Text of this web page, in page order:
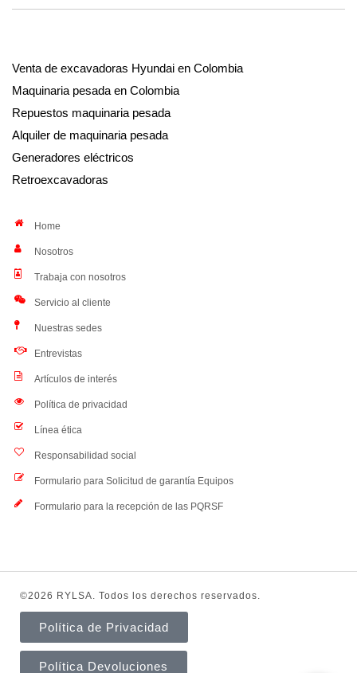
Venta de excavadoras Hyundai en Colombia
Maquinaria pesada en Colombia
Repuestos maquinaria pesada
Alquiler de maquinaria pesada
Generadores eléctricos
Retroexcavadoras
Home
Nosotros
Trabaja con nosotros
Servicio al cliente
Nuestras sedes
Entrevistas
Artículos de interés
Política de privacidad
Línea ética
Responsabilidad social
Formulario para Solicitud de garantía Equipos
Formulario para la recepción de las PQRSF
©2026 RYLSA. Todos los derechos reservados.
Política de Privacidad
Política Devoluciones